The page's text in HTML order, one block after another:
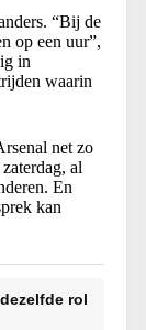
“Bij de
op een uur”,
in
waarin
net zo
al
En
kan
rol